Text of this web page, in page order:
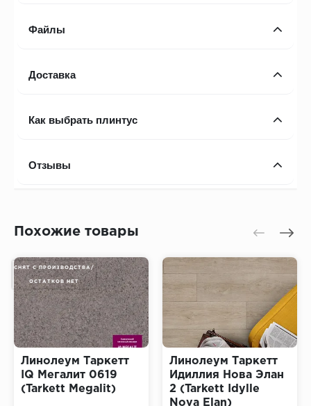
Файлы
Доставка
Как выбрать плинтус
Отзывы
Похожие товары
СНЯТ С ПРОИЗВОДСТВА/
ОСТАТКОВ НЕТ
Линолеум Таркетт
IQ Мегалит 0619
(Tarkett Megalit)
Линолеум Таркетт
Идиллия Нова Элан
2 (Tarkett Idylle
Nova Elan)